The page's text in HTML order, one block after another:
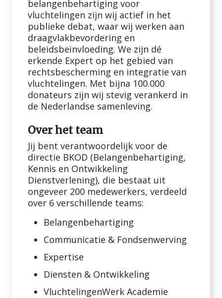
belangenbehartiging voor
vluchtelingen zijn wij actief in het
publieke debat, waar wij werken aan
draagvlakbevordering en
beleidsbeïnvloeding. We zijn dé
erkende Expert op het gebied van
rechtsbescherming en integratie van
vluchtelingen. Met bijna 100.000
donateurs zijn wij stevig verankerd in
de Nederlandse samenleving.
Over het team
Jij bent verantwoordelijk voor de
directie BKOD (Belangenbehartiging,
Kennis en Ontwikkeling
Dienstverlening), die bestaat uit
ongeveer 200 medewerkers, verdeeld
over 6 verschillende teams:
Belangenbehartiging
Communicatie & Fondsenwerving
Expertise
Diensten & Ontwikkeling
VluchtelingenWerk Academie